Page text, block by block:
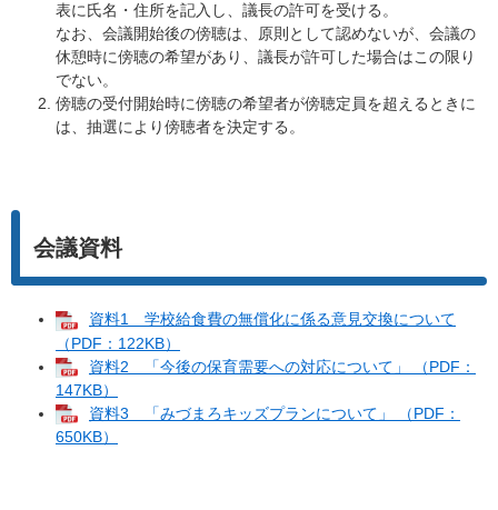
表に氏名・住所を記入し、議長の許可を受ける。
なお、会議開始後の傍聴は、原則として認めないが、会議の
休憩時に傍聴の希望があり、議長が許可した場合はこの限り
でない。
傍聴の受付開始時に傍聴の希望者が傍聴定員を超えるときに
は、抽選により傍聴者を決定する。
会議資料
資料1 学校給食費の無償化に係る意見交換について
（PDF：122KB）
資料2 「今後の保育需要への対応について」 （PDF：
147KB）
資料3 「みづまろキッズプランについて」 （PDF：
650KB）